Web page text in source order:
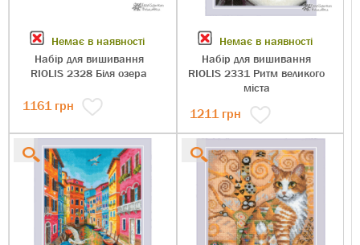
Немає в наявності
Набір для вишивання
RIOLIS 2328 Біля озера
1161грн
Немає в наявності
Набір для вишивання
RIOLIS 2331 Ритм великого
міста
1211грн